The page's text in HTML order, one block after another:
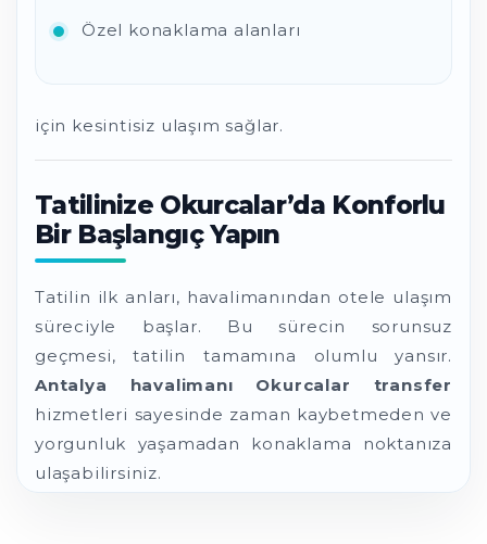
Özel konaklama alanları
için kesintisiz ulaşım sağlar.
Tatilinize Okurcalar’da Konforlu
Bir Başlangıç Yapın
Tatilin ilk anları, havalimanından otele ulaşım
süreciyle başlar. Bu sürecin sorunsuz
geçmesi, tatilin tamamına olumlu yansır.
Antalya havalimanı Okurcalar transfer
hizmetleri sayesinde zaman kaybetmeden ve
yorgunluk yaşamadan konaklama noktanıza
ulaşabilirsiniz.